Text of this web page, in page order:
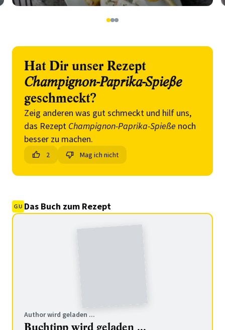
123
Hat Dir unser Rezept
Champignon-Paprika-Spieße
geschmeckt?
Zeig anderen was gut schmeckt und hilf uns,
das Rezept Champignon-Paprika-Spieße noch
besser zu machen.
2 Mag ich nicht
Das Buch zum Rezept
Author wird geladen ...